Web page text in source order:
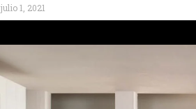
julio 1, 2021